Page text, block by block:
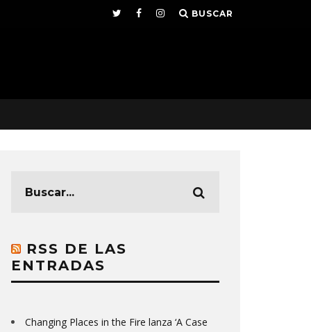
BUSCAR
RSS DE LAS
ENTRADAS
Changing Places in the Fire lanza ‘A Case